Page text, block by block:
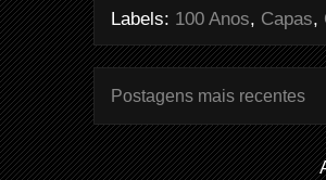
o
k
r
e
s
t
Labels: 100 Anos, Capas,
Postagens mais recentes